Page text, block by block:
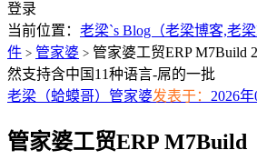
登录
当前位置： 老梁`s Blog（老梁博客,老梁
件 > 管家婆 > 管家婆工贸ERP M7Build
然支持含中国11种语言-屌的一批
老梁（蛤蟆哥） 管家婆发表于： 2026年
管家婆工贸ERP M7Build